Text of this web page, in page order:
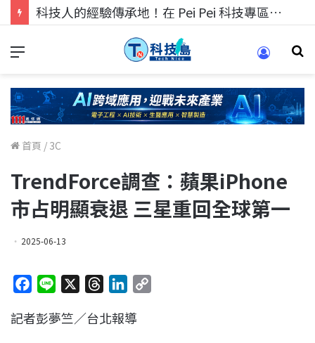
科技人找工作，就到TECH+ 科技專區!
首頁 / 3C
TrendForce調查：蘋果iPhone
市占明顯衰退 三星重回全球第一
2025-06-13
c
n
r
n
記者彭夢竺／台北報導